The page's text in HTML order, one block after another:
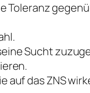
Toleranz
Sucht
auf das ZNS